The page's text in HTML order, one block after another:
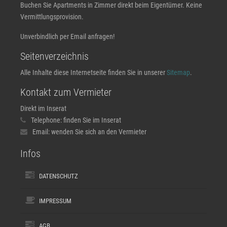
Buchen Sie Apartments in Zimmer direkt beim Eigentümer. Keine
Vermittlungsprovision.
Unverbindlich per Email anfragen!
Seitenverzeichnis
Alle Inhalte diese Internetseite finden Sie in unsererSitemap.
Kontakt zum Vermieter
Direkt im Inserat
Telephone:finden Sie im Inserat
Email:wenden Sie sich an den Vermieter
Infos
DATENSCHUTZ
IMPRESSUM